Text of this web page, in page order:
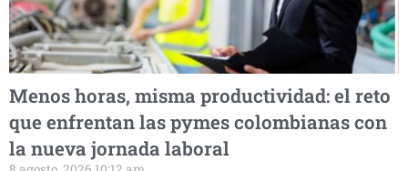
Menos horas, misma productividad: el reto
que enfrentan las pymes colombianas con
la nueva jornada laboral